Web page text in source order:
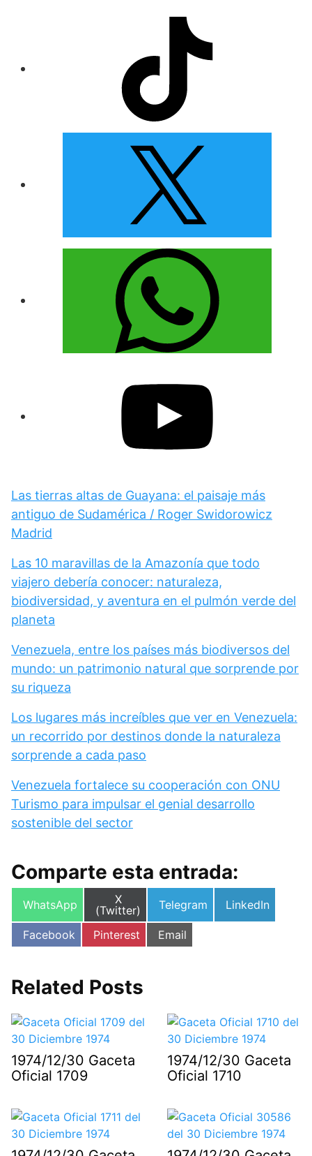
Las tierras altas de Guayana: el paisaje más
antiguo de Sudamérica / Roger Swidorowicz
Madrid
Las 10 maravillas de la Amazonía que todo
viajero debería conocer: naturaleza,
biodiversidad, y aventura en el pulmón verde del
planeta
Venezuela, entre los países más biodiversos del
mundo: un patrimonio natural que sorprende por
su riqueza
Los lugares más increíbles que ver en Venezuela:
un recorrido por destinos donde la naturaleza
sorprende a cada paso
Venezuela fortalece su cooperación con ONU
Turismo para impulsar el genial desarrollo
sostenible del sector
Comparte esta entrada:
Compartir
WhatsApp
Compartir
en
X
(Twitter)
Compartir
Telegram
Compartir
LinkedIn
Compartir
en
Facebook
Compartir
en
Pinterest
Compartir
en
Email
Related Posts
1974/12/30 Gaceta
Oficial 1709
1974/12/30 Gaceta
Oficial 1710